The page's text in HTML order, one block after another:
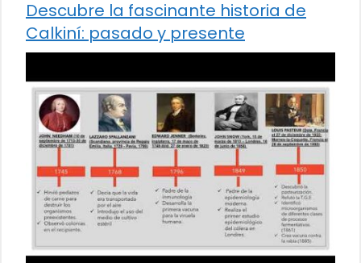
Descubre la fascinante historia de
Calkiní: pasado y presente